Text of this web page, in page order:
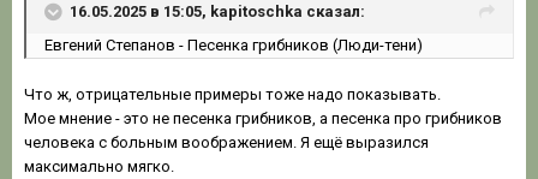
16.05.2025 в 15:05, kapitoschka сказал:
Евгений Степанов - Песенка грибников (Люди-тени)
Что ж, отрицательные примеры тоже надо показывать.
Мое мнение - это не песенка грибников, а песенка про грибников
человека с больным воображением. Я ещё выразился
максимально мягко.